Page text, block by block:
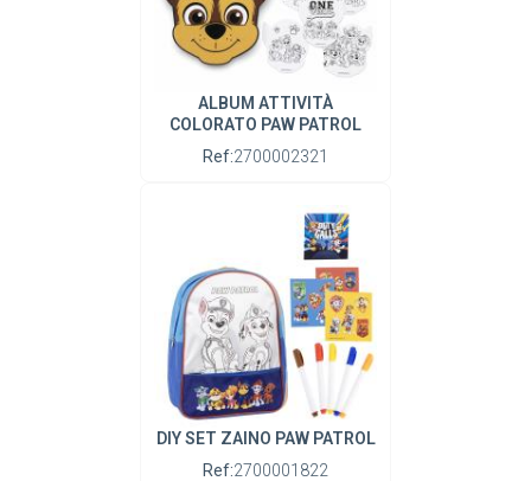
ALBUM ATTIVITÀ
COLORATO PAW PATROL
Ref:2700002321
DIY SET ZAINO PAW PATROL
Ref:2700001822